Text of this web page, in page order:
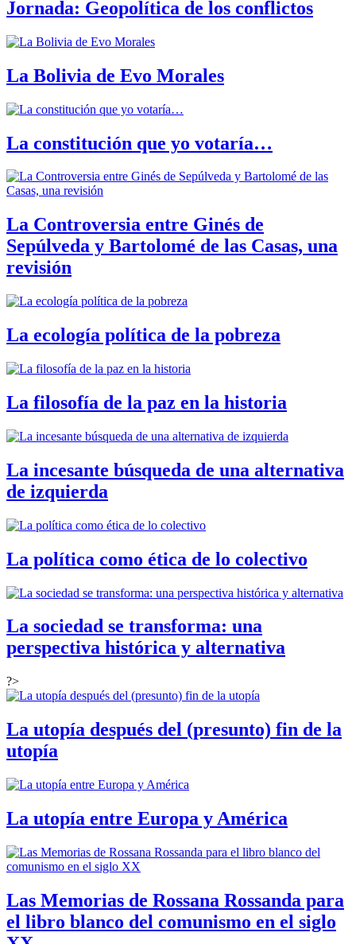
Jornada: Geopolítica de los conflictos
La Bolivia de Evo Morales
La constitución que yo votaría…
La Controversia entre Ginés de
Sepúlveda y Bartolomé de las Casas, una
revisión
La ecología política de la pobreza
La filosofía de la paz en la historia
La incesante búsqueda de una alternativa
de izquierda
La política como ética de lo colectivo
La sociedad se transforma: una
perspectiva histórica y alternativa
?>
La utopía después del (presunto) fin de la
utopía
La utopía entre Europa y América
Las Memorias de Rossana Rossanda para
el libro blanco del comunismo en el siglo